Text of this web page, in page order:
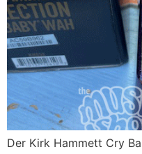
Der Kirk Hammett Cry